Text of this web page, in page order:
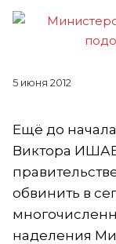
5 июня 2012
Ещё до
Виктора
обвинить в
наделения